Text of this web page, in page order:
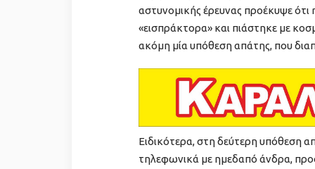
αστυνομικής έρευνας προέκυψε ότι
«εισπράκτορα» και πιάστηκε με
ακόμη μία υπόθεση απάτης, που
Ειδικότερα, στη δεύτερη υπόθεση
τηλεφωνικά με ημεδαπό άνδρα,